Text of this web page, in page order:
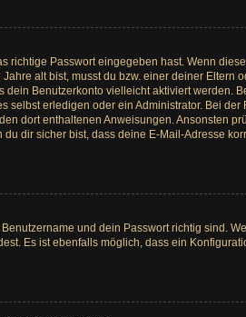
richtige Passwort eingegeben hast. Wenn
alt bist, musst du bzw. einer deiner Eltern
dein Benutzerkonto vielleicht aktiviert werden.
selbst erledigen oder ein Administrator. Bei
dort enthaltenen Anweisungen. Ansonsten
dir sicher bist, dass deine E-Mail-Adresse
und dein Passwort richtig sind.
Es ist ebenfalls möglich, dass ein